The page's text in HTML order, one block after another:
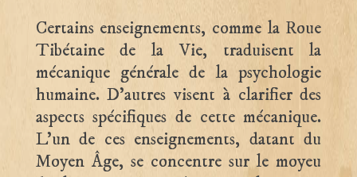
Certains enseignements, comme la Roue
Tibétaine de la Vie, traduisent la
mécanique générale de la psychologie
humaine. D’autres visent à clarifier des
aspects spécifiques de cette mécanique.
L’un de ces enseignements, datant du
Moyen Âge, se concentre sur le moyeu